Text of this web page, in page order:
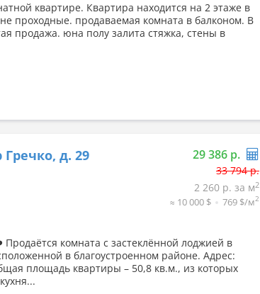
квартире. Квартира находится на 2 этаже в
проходные. продаваемая комната в балконом. В
продажа. юна полу залита стяжка, стены в
д. 29 29 386 р.
33 794 р.
2 260 р. за м2
≈ 10 000 $ 769 $/м2
комната с застеклённой лоджией в
в благоустроенном районе. Адрес:
площадь квартиры – 50,8 кв.м., из которых